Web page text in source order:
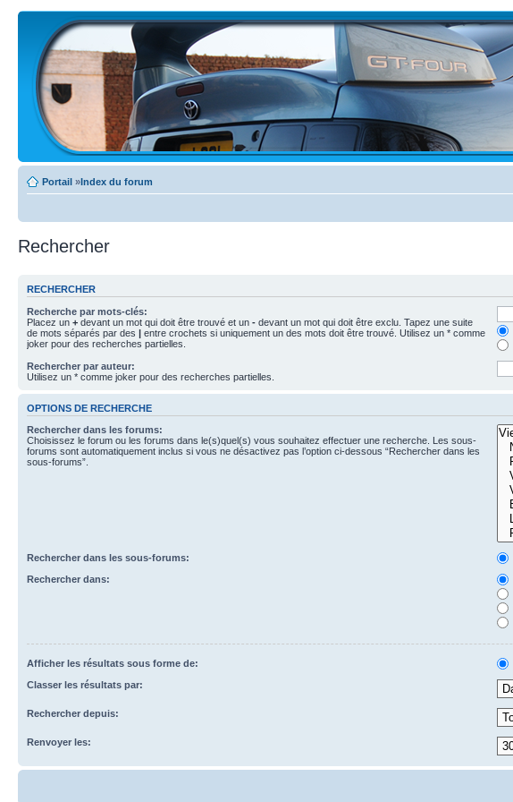
Portail »Index du forum
Rechercher
RECHERCHER
Recherche par mots-clés:
Placez un + devant un mot qui doit être trouvé et un - devant un mot qui doit être exclu. Tapez une suite
de mots séparés par des | entre crochets si uniquement un des mots doit être trouvé. Utilisez un * comme
joker pour des recherches partielles.
Rechercher par auteur:
Utilisez un * comme joker pour des recherches partielles.
OPTIONS DE RECHERCHE
Rechercher dans les forums:
Choisissez le forum ou les forums dans le(s)quel(s) vous souhaitez effectuer une recherche. Les sous-
forums sont automatiquement inclus si vous ne désactivez pas l’option ci-dessous “Rechercher dans les
sous-forums”.
Rechercher dans les sous-forums:
Rechercher dans:
Afficher les résultats sous forme de:
Classer les résultats par:
Rechercher depuis:
Renvoyer les: